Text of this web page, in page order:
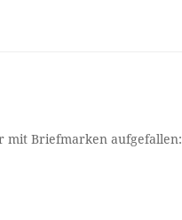
mit Briefmarken aufgefallen: